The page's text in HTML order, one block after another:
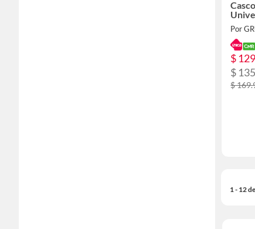
Por
$
$
$
1 - 12